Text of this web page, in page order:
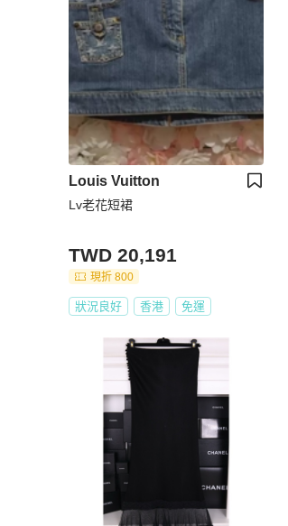
Louis Vuitton
Lv老花短裙
TWD 20,191
現折 800
狀況良好 香港 免運